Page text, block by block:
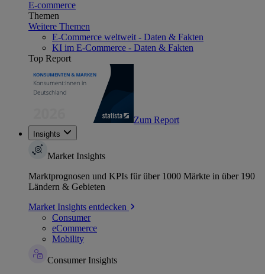
E-commerce
Themen
Weitere Themen
E-Commerce weltweit - Daten & Fakten
KI im E-Commerce - Daten & Fakten
Top Report
Zum Report
Insights
Market Insights
Marktprognosen und KPIs für über 1000 Märkte in über 190
Ländern & Gebieten
Market Insights entdecken
Consumer
eCommerce
Mobility
Consumer Insights